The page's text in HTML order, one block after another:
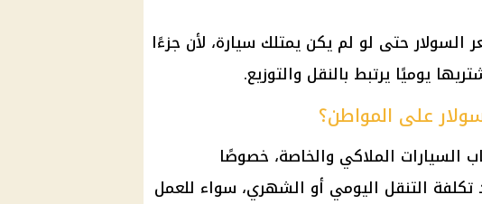
حتى لو لم يكن يمتلك سيارة، لأن جزءًا
يوميًا يرتبط بالنقل والتوزيع.
على المواطن؟
السيارات الملاكي والخاصة، خصوصًا
تكلفة التنقل اليومي أو الشهري، سواء للعمل